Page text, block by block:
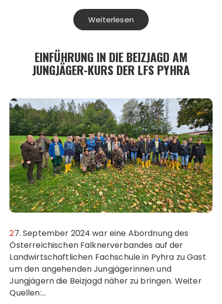
Weiterlesen
EINFÜHRUNG IN DIE BEIZJAGD AM
JUNGJÄGER-KURS DER LFS PYHRA
27. September 2024 war eine Abordnung des
Österreichischen Falknerverbandes auf der
Landwirtschaftlichen Fachschule in Pyhra zu Gast
um den angehenden Jungjägerinnen und
Jungjägern die Beizjagd näher zu bringen. Weiter
Quellen:…